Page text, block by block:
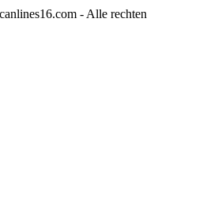
- Alle rechten